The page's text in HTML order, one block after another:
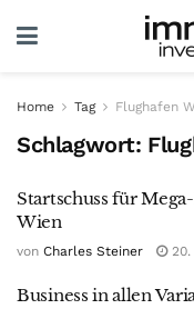
Home Tag Flughafen
Schlagwort:
Startschuss für
Wien
von Charles Steiner 20.
Business in allen